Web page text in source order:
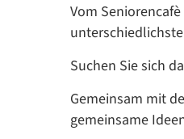
Vom
Suchen Sie sich
Gemeinsam mit
gemeinsame